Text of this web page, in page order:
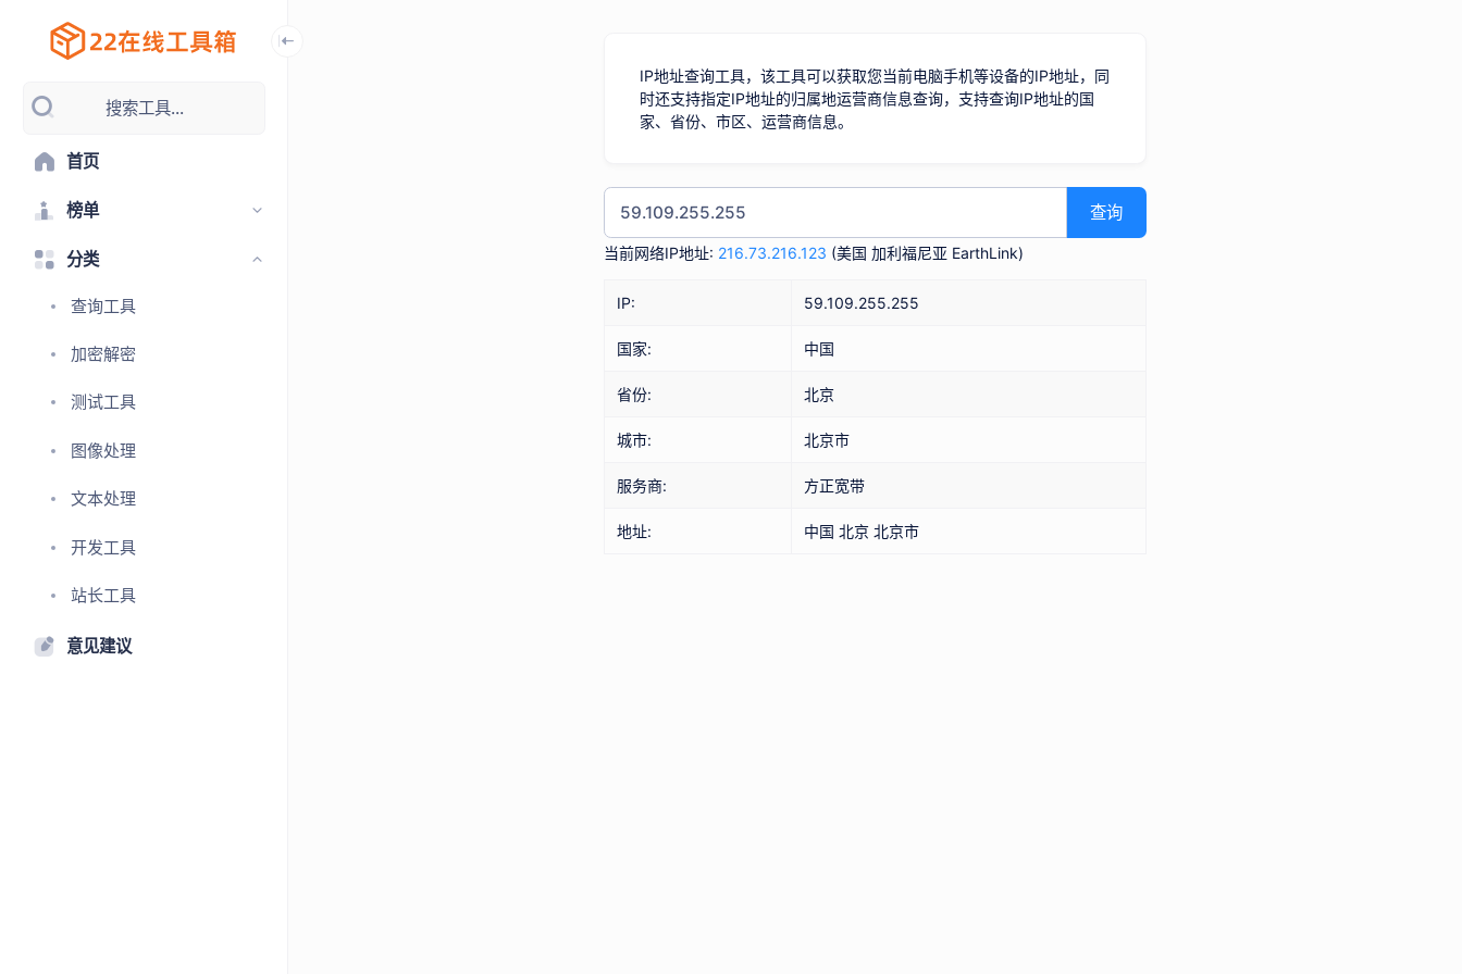
搜索工具...
首页
榜单
分类
查询工具
加密解密
测试工具
图像处理
文本处理
开发工具
站长工具
意见建议
IP地址查询工具，该工具可以获取您当前电脑手机等设备的IP地址，同
时还支持指定IP地址的归属地运营商信息查询，支持查询IP地址的国
家、省份、市区、运营商信息。
查询
当前网络IP地址: 216.73.216.123 (美国 加利福尼亚 EarthLink)
IP: 59.109.255.255
国家: 中国
省份: 北京
城市: 北京市
服务商: 方正宽带
地址: 中国 北京 北京市